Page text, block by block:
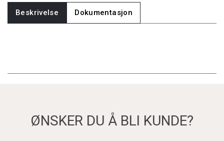
Beskrivelse Dokumentasjon
ØNSKER DU Å BLI KUNDE?